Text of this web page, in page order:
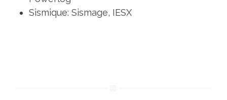
Sismique: Sismage, IESX